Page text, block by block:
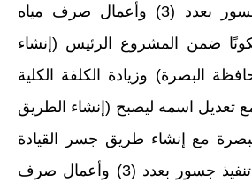
المعلق مع تنفيذ جسور بعدد (3) وأعمال صرف مياه
مكونًا ضمن المشروع الرئيس (إنشاء
البصرة) وزيادة الكلفة الكلية
تعديل اسمه ليصبح (إنشاء الطريق
مع إنشاء طريق جسر القيادة
البحرية المعلق مع تنفيذ جسور بعدد (3) وأعمال صرف